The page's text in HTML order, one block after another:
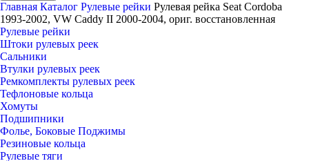
Главная Каталог Рулевые рейки Рулевая рейка Seat Cordoba
1993-2002, VW Caddy II 2000-2004, ориг. восстановленная
Рулевые рейки
Штоки рулевых реек
Сальники
Втулки рулевых реек
Ремкомплекты рулевых реек
Тефлоновые кольца
Хомуты
Подшипники
Фолье, Боковые Поджимы
Резиновые кольца
Рулевые тяги